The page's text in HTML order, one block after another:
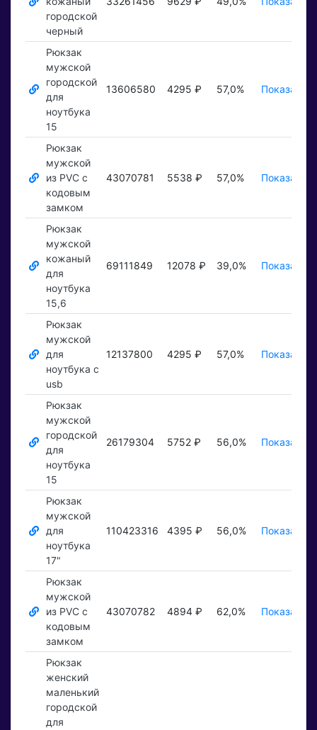
городской
черный
Рюкзак
мужской
городской
для
ноутбука
15
13606580 4295 ₽ 57,0% Показать ₽
Рюкзак
мужской
из PVC с
кодовым
замком
43070781 5538 ₽ 57,0% Показать ₽
Рюкзак
мужской
кожаный
для
ноутбука
15,6
69111849 12078 ₽ 39,0% Показать ₽
Рюкзак
мужской
для
ноутбука с
usb
12137800 4295 ₽ 57,0% Показать ₽
Рюкзак
мужской
городской
для
ноутбука
15
26179304 5752 ₽ 56,0% Показать ₽
Рюкзак
мужской
для
ноутбука
17"
110423316 4395 ₽ 56,0% Показать ₽
Рюкзак
мужской
из PVC с
кодовым
замком
43070782 4894 ₽ 62,0% Показать ₽
Рюкзак
женский
маленький
городской
для